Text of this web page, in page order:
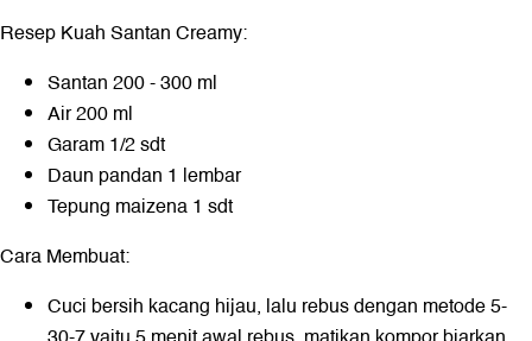
Resep Kuah Santan Creamy:
Santan 200 - 300 ml
Air 200 ml
Garam 1/2 sdt
Daun pandan 1 lembar
Tepung maizena 1 sdt
Cara Membuat:
Cuci bersih kacang hijau, lalu rebus dengan metode 5-